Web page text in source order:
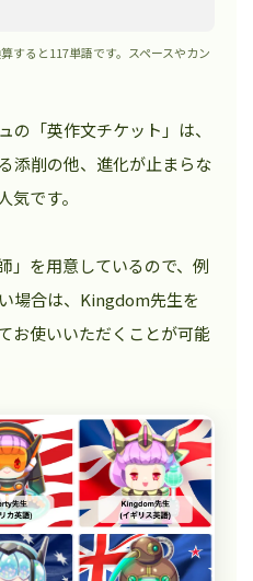
すると117単語です。スペースやカン
の「英作文チケット」は、
添削の他、進化が止まらな
気です。
」を用意しているので、例
場合は、Kingdom先生を
お使いいただくことが可能